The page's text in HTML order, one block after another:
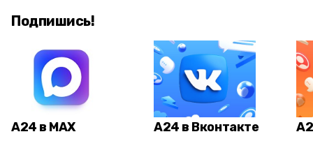
Подпишись!
А24 в MAX А24 в Вконтакте